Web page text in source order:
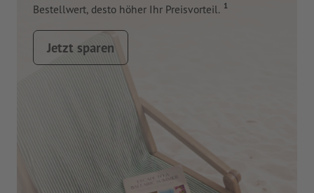
Bestellwert, desto höher Ihr Preisvorteil. 1
Jetzt sparen